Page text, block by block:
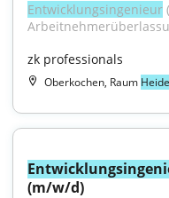
Entwicklungsingenieur
zk professionals
Oberkochen, Raum
(m/w/d)